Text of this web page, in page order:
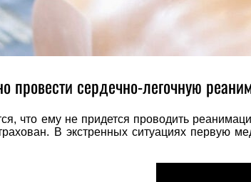
провести сердечно-легочную
что ему не придется проводить
В экстренных ситуациях первую